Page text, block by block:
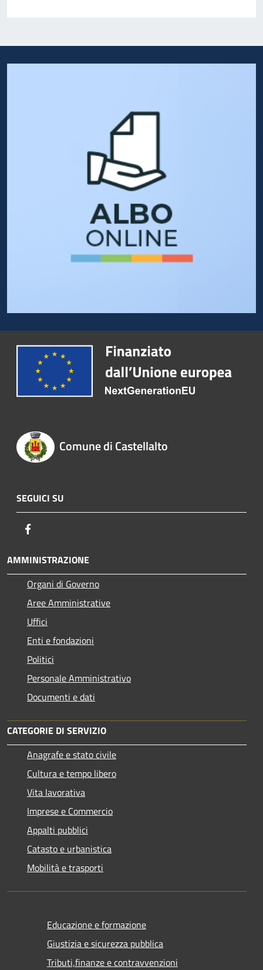
Comune di Castellalto
SEGUICI SU
AMMINISTRAZIONE
Organi di Governo
Aree Amministrative
Uffici
Enti e fondazioni
Politici
Personale Amministrativo
Documenti e dati
CATEGORIE DI SERVIZIO
Anagrafe e stato civile
Cultura e tempo libero
Vita lavorativa
Imprese e Commercio
Appalti pubblici
Catasto e urbanistica
Mobilità e trasporti
Educazione e formazione
Giustizia e sicurezza pubblica
Tributi,finanze e contravvenzioni